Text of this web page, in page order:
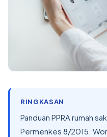
RINGKASAN
Panduan PPRA rumah
Permenkes 8/2015.